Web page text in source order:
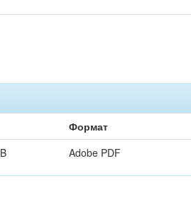
Формат
Adobe PDF